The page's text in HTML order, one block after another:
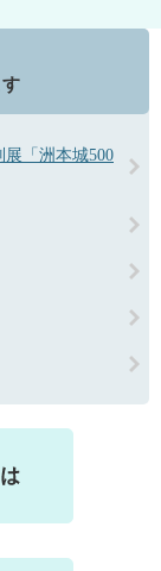
「洲本城500